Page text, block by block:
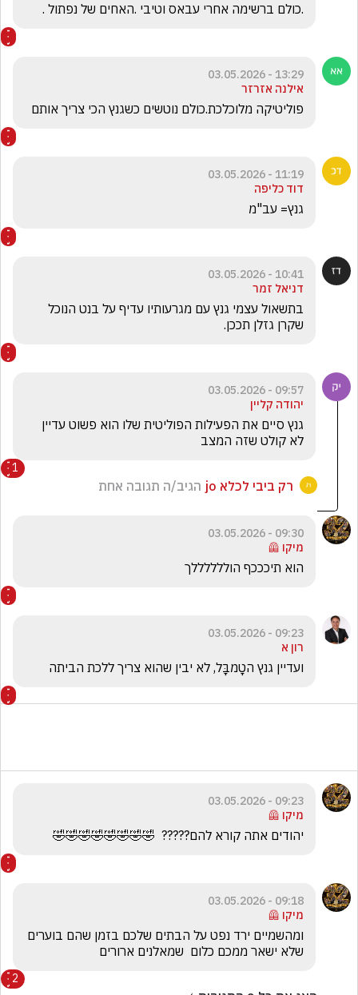
.כולם ברשימה אחרי עבאס וטיבי .האחים של נפתול .
13:29 - 03.05.2026
אילנה אזרזר
פוליטיקה מלוכלכת.כולם נוטשים כשגנץ הכי צריך אותם
11:19 - 03.05.2026
דוד כליפה
גנץ= עב"מ
10:41 - 03.05.2026
דניאל זמר
שקרן גזלן תככן.
09:57 - 03.05.2026
יהודה קליין
לא קולט שזה המצב
1
רק ביבי לכלא jo הגיב/ה תגובה אחת
09:30 - 03.05.2026
מיקו 🦺
הוא תיכככף הוללללללך
09:23 - 03.05.2026
רון א
ועדיין גנץ הטָמבָּל, לא יבין שהוא צריך ללכת הביתה
09:23 - 03.05.2026
מיקו 🦺
יהודים אתה קורא להם?????  🤣🤣🤣🤣🤣🤣🤣🤣
09:18 - 03.05.2026
מיקו 🦺
שלא ישאר ממכם כלום  שמאלנים ארורים
2